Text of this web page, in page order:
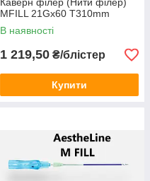
MFILL 21Gx60 T310mm
В наявності
1 219,50 ₴/блістер
Купити